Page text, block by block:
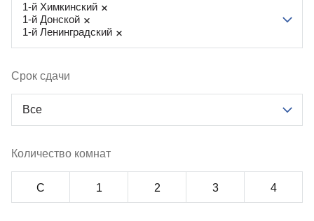
1-й Химкинский
1-й Донской
1-й Ленинградский
Срок сдачи
Все
Количество комнат
С 1 2 3 4